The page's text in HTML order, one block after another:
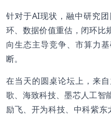
针对于AI现状，融中研究
环、数据价值重估，闭环比
向生态主导竞争、市算力
断。
在当天的圆桌论坛上，来
歌、海致科技、墨芯人工智
励飞、开为科技、中科紫